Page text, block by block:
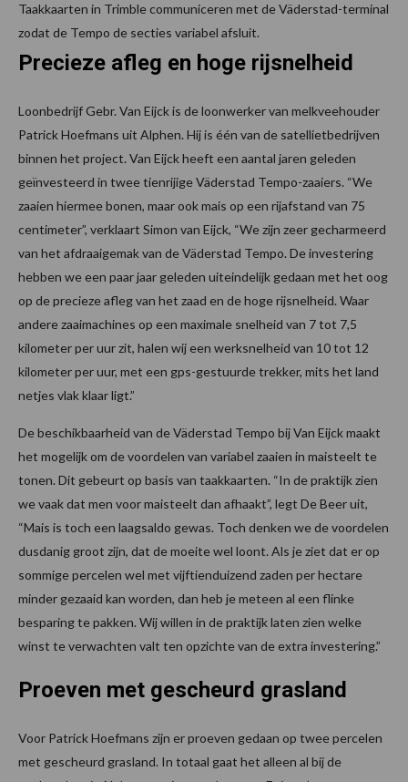
Taakkaarten in Trimble communiceren met de Väderstad-terminal
zodat de Tempo de secties variabel afsluit.
Precieze afleg en hoge rijsnelheid
Loonbedrijf Gebr. Van Eijck is de loonwerker van melkveehouder
Patrick Hoefmans uit Alphen. Hij is één van de satellietbedrijven
binnen het project. Van Eijck heeft een aantal jaren geleden
geïnvesteerd in twee tienrijige Väderstad Tempo-zaaiers. “We
zaaien hiermee bonen, maar ook mais op een rijafstand van 75
centimeter”, verklaart Simon van Eijck, “We zijn zeer gecharmeerd
van het afdraaigemak van de Väderstad Tempo. De investering
hebben we een paar jaar geleden uiteindelijk gedaan met het oog
op de precieze afleg van het zaad en de hoge rijsnelheid. Waar
andere zaaimachines op een maximale snelheid van 7 tot 7,5
kilometer per uur zit, halen wij een werksnelheid van 10 tot 12
kilometer per uur, met een gps-gestuurde trekker, mits het land
netjes vlak klaar ligt.”
De beschikbaarheid van de Väderstad Tempo bij Van Eijck maakt
het mogelijk om de voordelen van variabel zaaien in maisteelt te
tonen. Dit gebeurt op basis van taakkaarten. “In de praktijk zien
we vaak dat men voor maisteelt dan afhaakt”, legt De Beer uit,
“Mais is toch een laagsaldo gewas. Toch denken we de voordelen
dusdanig groot zijn, dat de moeite wel loont. Als je ziet dat er op
sommige percelen wel met vijftienduizend zaden per hectare
minder gezaaid kan worden, dan heb je meteen al een flinke
besparing te pakken. Wij willen in de praktijk laten zien welke
winst te verwachten valt ten opzichte van de extra investering.”
Proeven met gescheurd grasland
Voor Patrick Hoefmans zijn er proeven gedaan op twee percelen
met gescheurd grasland. In totaal gaat het alleen al bij de